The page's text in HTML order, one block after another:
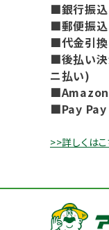
■銀行振込
■郵便振込
■代金引換
■後払い決
ニ払い)
■Pay Pay
>>詳しくはこ